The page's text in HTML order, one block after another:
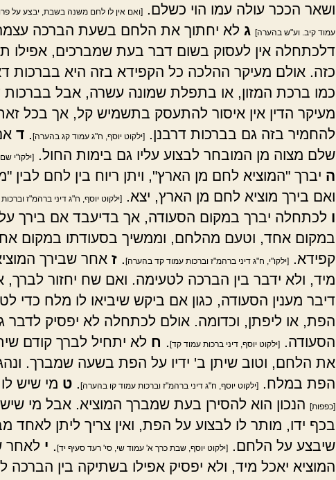
ושאר הככר עולה עמו הוי כשלם.
[ואם אין לו לחם משנה בשבת, יבצע על
עמוד קיב. וע"ש בהערה] ג לא יחתוך את הלחם בשעת הברכה
דלכתחלה אין לעסוק בשום דבר בעת שמברכים, אפילו
כזה. אולם מעיקר ההלכה כל הקפידא בזה היא בברכות
כמו ברכת המזון, או בתפלת שמונה עשרה, אבל בברכות
מעיקר הדין אין איסור להתעסק בתשמיש קל, אך בכל זאת
להחמיר בזה גם בברכות דרבנן.
[ילקוט יוסף, ח"ג עמוד קג בהערה] ד
שלם מצוה מן המובחר לבצוע עליו גם בימות החול.
[ילקו"י
ה יברך "המוציא לחם מן הארץ", ויתן ריוח בין לחם לבין
ואם בירך מוציא לחם מן הארץ, יצא.
[ילקוט יוסף, ח"ג דיני ברהמ"ז
ו לכתחלה יברך במקום הסעודה, אך בדיעבד אם בירך
במקום אחד, וטעם מהלחם, וממשיך בסעודתו במקום
קפידא.
[ילקו"י, ח"ג דיני ברהמ"ז וברכות עמוד קד בהערה] ז אחר שבירך
מיד, ולא ידבר בין הברכה לטעימה. ואם שח יחזור לברך,
דיבר מענין הסעודה, כגון אם ביקש שיביאו לו מלח כדי
הפת, או ליפתן, וכדומה. אולם לכתחלה לא יפסיק לדבר
הסעודה.
[ילקוט יוסף, דיני ברכות עמוד קד] ח לא יתחיל לברך קודם
את הלחם, וטוב שיתן ב' ידיו על הפת בשעה שמברך.
הפת במלח.
[ילקוט יוסף, ח"ג דיני ברהמ"ז וברכות עמוד קו בהערה] ט מי שיש
[כפפות] הנכון הוא להסירן בעת שמברך המוציא. אבל מי
בכף ידו, מותר לו לבצוע על הפת, ואין צריך ליתן לאחד
שיבצע על הלחם.
[ילקוט יוסף, שבת כרך א' עמוד שי, סי' רעד סעיף יד] י לאחר
המוציא יאכל מיד, ולא יפסיק אפילו בשתיקה בין הברכה